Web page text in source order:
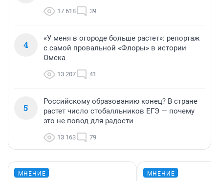
17 618 39
4
«У меня в огороде больше растет»: репортаж
с самой провальной «Флоры» в истории
Омска
13 207 41
5
Российскому образованию конец? В стране
растет число стобалльников ЕГЭ — почему
это не повод для радости
13 163 79
МНЕНИЕ МНЕНИЕ